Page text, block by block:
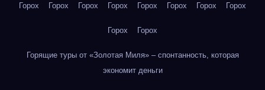
Горох Горох Горох Горох Горох Горох Горох Горох
Горох Горох
Горящие туры от «Золотая Миля» – спонтанность, которая
экономит деньги